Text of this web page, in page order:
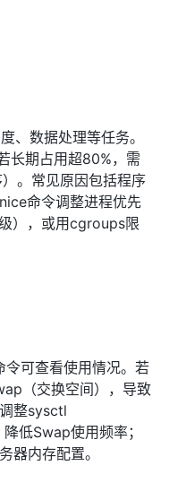
、数据处理等任务。
长期占用超80%，需
。常见原因包括程序
命令调整进程优先
），或用cgroups限
可查看使用情况。若
（交换空间），导致
整sysctl
低Swap使用频率；
器内存配置。